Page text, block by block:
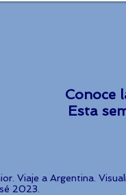
Conoce
Esta
Viaje a Argentina .
2023.